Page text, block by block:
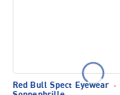
Red Bull Spect Eyewear ·